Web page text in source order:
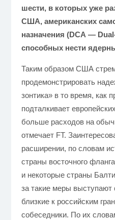
шести, в которых уже
США, американских
назначения (DCA —
способных нести
Таким образом США
продемонстрировать
зонтика» в то время, как
подталкивает
больше расходов на
отмечает FT.
расширении, по словам
страны восточного
и некоторые страны
за такие меры выступают
близкие к российским
собеседники. По их